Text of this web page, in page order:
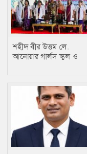
শহীদ বীর উত্তম লে.
আনোয়ার গার্লস স্কুল ও